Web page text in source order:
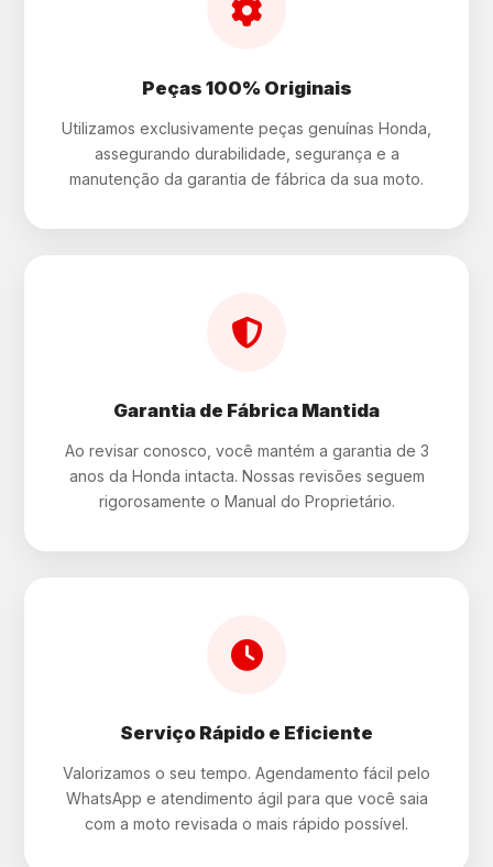
Peças 100% Originais
Utilizamos exclusivamente peças genuínas Honda,
assegurando durabilidade, segurança e a
manutenção da garantia de fábrica da sua moto.
Garantia de Fábrica Mantida
Ao revisar conosco, você mantém a garantia de 3
anos da Honda intacta. Nossas revisões seguem
rigorosamente o Manual do Proprietário.
Serviço Rápido e Eficiente
Valorizamos o seu tempo. Agendamento fácil pelo
WhatsApp e atendimento ágil para que você saia
com a moto revisada o mais rápido possível.